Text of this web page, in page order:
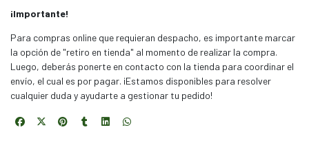
¡Importante!
Para compras online que requieran despacho, es importante marcar
la opción de "retiro en tienda" al momento de realizar la compra.
Luego, deberás ponerte en contacto con la tienda para coordinar el
envío, el cual es por pagar. ¡Estamos disponibles para resolver
cualquier duda y ayudarte a gestionar tu pedido!